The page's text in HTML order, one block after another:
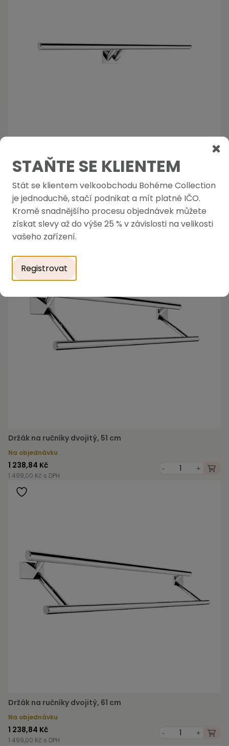
Držák na ručníky dvojitý
Na objednávku
742,98 Kč
899,01 Kč s DPH
- +
Držák na ručníky dvojitý, 51 cm
Na objednávku
1 238,84 Kč
1 499,00 Kč s DPH
- +
Držák na ručníky dvojitý, 61 cm
Na objednávku
1 238,84 Kč
1 499,00 Kč s DPH
- +
STAŇTE SE KLIENTEM
Stát se klientem velkoobchodu Bohéme Collection
je jednoduché, stačí podnikat a mít platné IČO.
Kromě snadnějšího procesu objednávek můžete
získat slevy až do výše 25 % v závislosti na velikosti
vašeho zařízení.
Registrovat